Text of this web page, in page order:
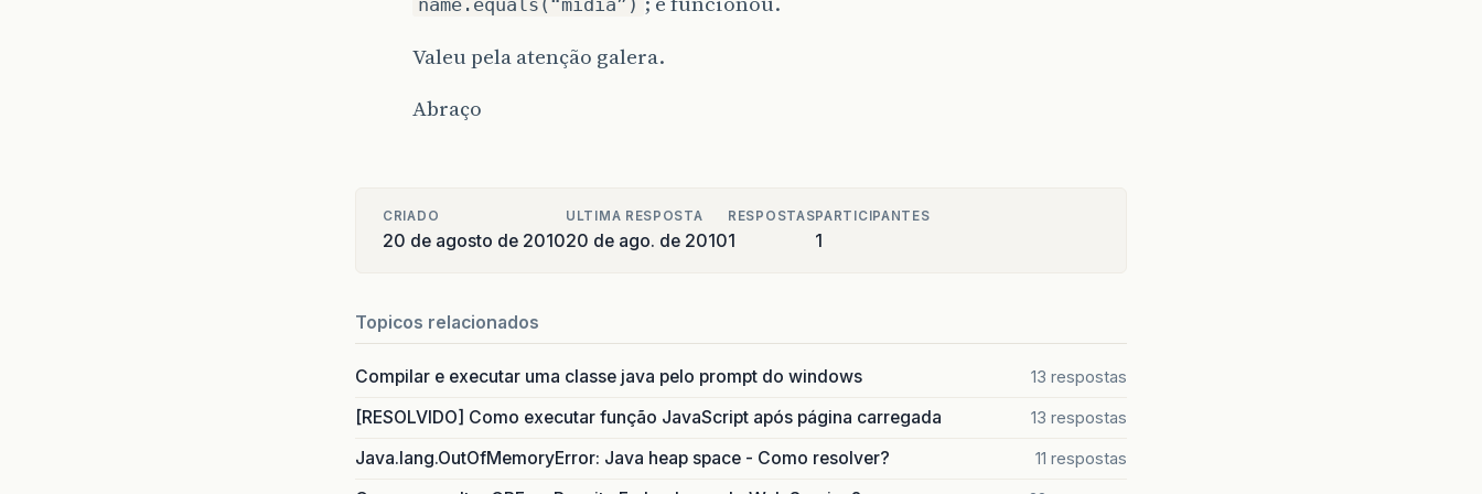
name.equals(“midia”)
Valeu pela atenção galera.
Abraço
CRIADO
20 de agosto de 2010
ULTIMA RESPOSTA
20 de ago. de 2010
RESPOSTAS
1
PARTICIPANTES
1
Topicos relacionados
Compilar e executar uma classe java pelo prompt do windows 13 respostas
[RESOLVIDO] Como executar função JavaScript após página carregada 13 respostas
Java.lang.OutOfMemoryError: Java heap space - Como resolver? 11 respostas